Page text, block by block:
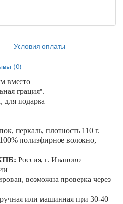
Условия оплаты
(0)
вместо
грация".
для подарка
перкаль, плотность 110 г.
полиэфирное волокно,
Россия, г. Иваново
возможна проверка через
или машинная при 30-40